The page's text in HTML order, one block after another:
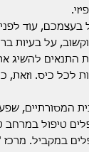
בעצמכם, עוד
על בעיות
התנאים להשיג
לכל כיס.
המסורתיים,
טיפול
במקביל. מרכז